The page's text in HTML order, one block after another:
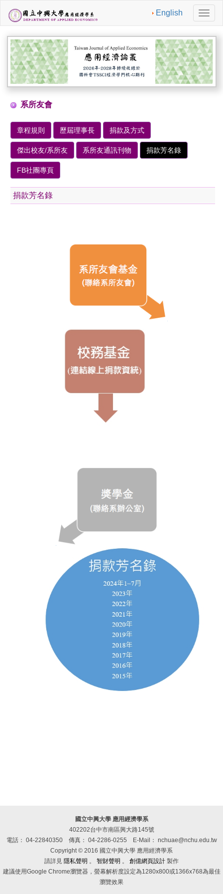
English
切
換
導
航
系所友會
章程規則 歷屆理事長 捐款及方式
傑出校友/系所友 系所友通訊刊物 捐款芳名錄
FB社團專頁
捐款芳名錄
國立中興大學 應用經濟學系
402202台中市南區興大路145號
電話： 04-22840350
傳真： 04-2286-0255
E-Mail： nchuae@nchu.edu.tw
Copyright © 2016 國立中興大學 應用經濟學系
請詳見 隱私聲明 。 智財聲明 。 創億網頁設計 製作
建議使用Google Chrome瀏覽器，螢幕解析度設定為1280x800或1366x768為最佳
瀏覽效果